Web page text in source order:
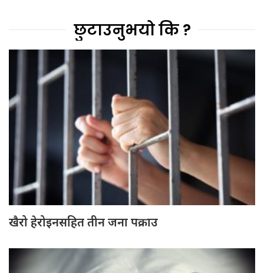
छुटाउनुभयो कि ?
खैरो हेरोइनसहित तीन जना पक्राउ